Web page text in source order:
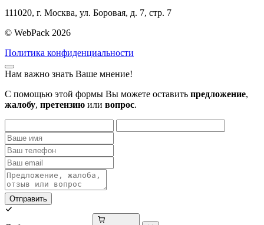
111020, г. Москва, ул. Боровая, д. 7, стр. 7
© WebPack 2026
Политика конфиденциальности
Нам важно знать Ваше мнение!
С помощью этой формы Вы можете оставить предложение,
жалобу, претензию или вопрос.
Отправить